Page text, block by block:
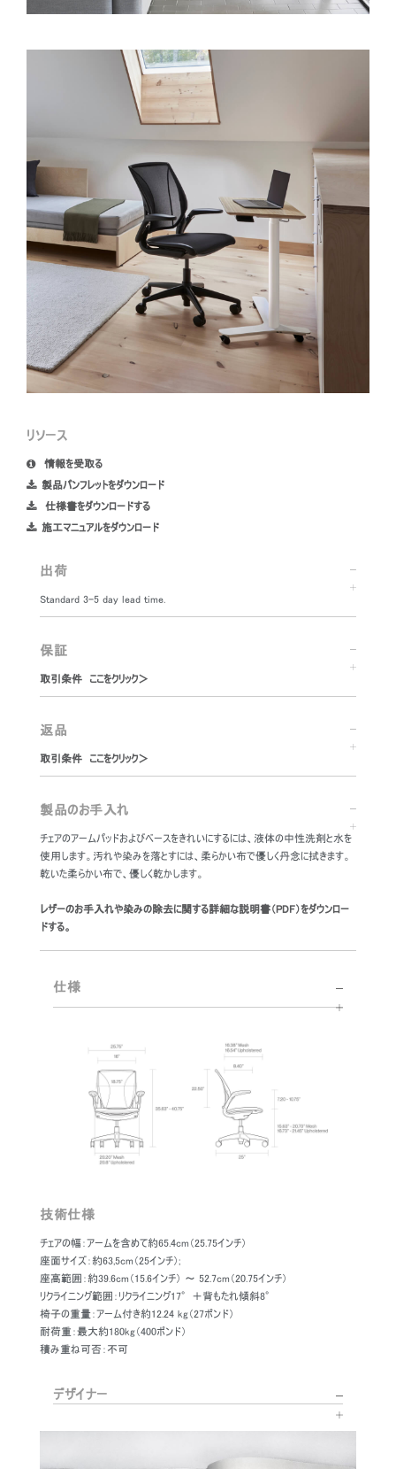
あなたの場所を選択してください
サインイン
SIGN IN WITH SSO
パスワードを忘れた
Region
リソース
情報を受取る
製品パンフレットをダウンロード
仕様書をダウンロードする
施工マニュアルをダウンロード
出荷
Standard 3-5 day lead time.
保証
取引条件 ここをクリック＞
返品
取引条件 ここをクリック＞
製品のお手入れ
チェアのアームパッドおよびベースをきれいにするには、液体の中性洗剤と水を
使用します。汚れや染みを落とすには、柔らかい布で優しく丹念に拭きます。
乾いた柔らかい布で、優しく乾かします。
レザーのお手入れや染みの除去に関する詳細な説明書（PDF）をダウンロー
ドする。
仕様
技術仕様
チェアの幅：アームを含めて約65.4cm（25.75インチ）
座面サイズ：約63,5cm（25インチ）;
座高範囲：約39.6cm（15.6インチ） ～ 52.7cm（20.75インチ）
リクライニング範囲：リクライニング17°＋背もたれ傾斜8°
椅子の重量：アーム付き約12.24 kg（27ポンド）
耐荷重：最大約180kg（400ポンド）
積み重ね可否：不可
デザイナー